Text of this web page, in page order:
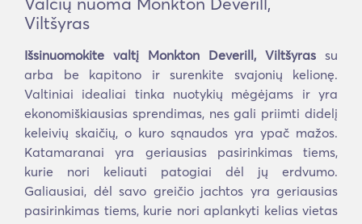
Viltšyras
Išsinuomokite valtį Monkton Deverill, Viltšyras su
arba be kapitono ir surenkite svajonių kelionę.
Valtiniai idealiai tinka nuotykių mėgėjams ir yra
ekonomiškiausias sprendimas, nes gali priimti didelį
keleivių skaičių, o kuro sąnaudos yra ypač mažos.
Katamaranai yra geriausias pasirinkimas tiems,
kurie nori keliauti patogiai dėl jų erdvumo.
Galiausiai, dėl savo greičio jachtos yra geriausias
pasirinkimas tiems, kurie nori aplankyti kelias vietas